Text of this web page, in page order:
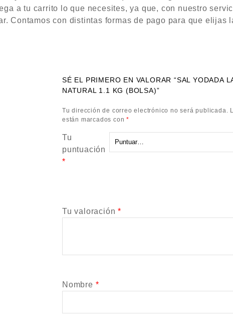
a tu carrito lo que necesites, ya que, con nuestro
Contamos con distintas formas de pago para que elijas
SÉ EL PRIMERO EN VALORAR “SAL YODADA
NATURAL 1.1 KG (BOLSA)”
Tu dirección de correo electrónico no será publicada.
están marcados con*
Tu
puntuación
*
Tu valoración*
Nombre *